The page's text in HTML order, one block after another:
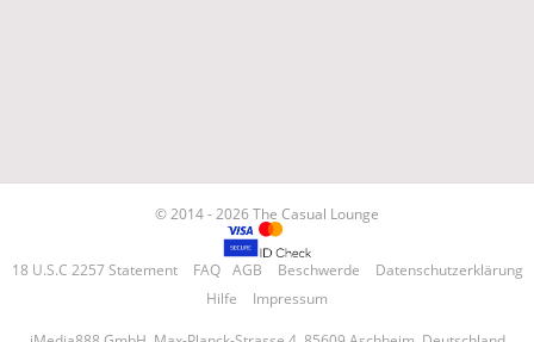
© 2014 - 2026 The Casual Lounge
18 U.S.C 2257 Statement FAQ AGB Beschwerde
Datenschutzerklärung
Hilfe
Impressum